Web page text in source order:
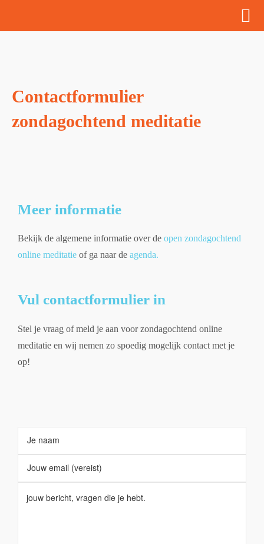
Contactformulier
zondagochtend meditatie
Meer informatie
Bekijk de algemene informatie over de open zondagochtend
online meditatie of ga naar de agenda.
Vul contactformulier in
Stel je vraag of meld je aan voor zondagochtend online
meditatie en wij nemen zo spoedig mogelijk contact met je
op!